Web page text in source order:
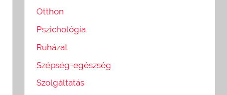
Otthon
Pszichológia
Ruházat
Szépség-egészség
Szolgáltatás